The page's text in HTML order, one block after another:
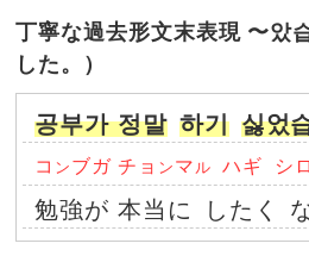
丁寧な過去形文末表現 〜았
した。）
공부가 정말 하기 싫었
コ ン ブガ チョ ン マ ル ハギ シ
勉強が 本当に したく